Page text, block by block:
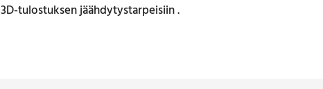
3D-tulostuksen jäähdytystarpeisiin.